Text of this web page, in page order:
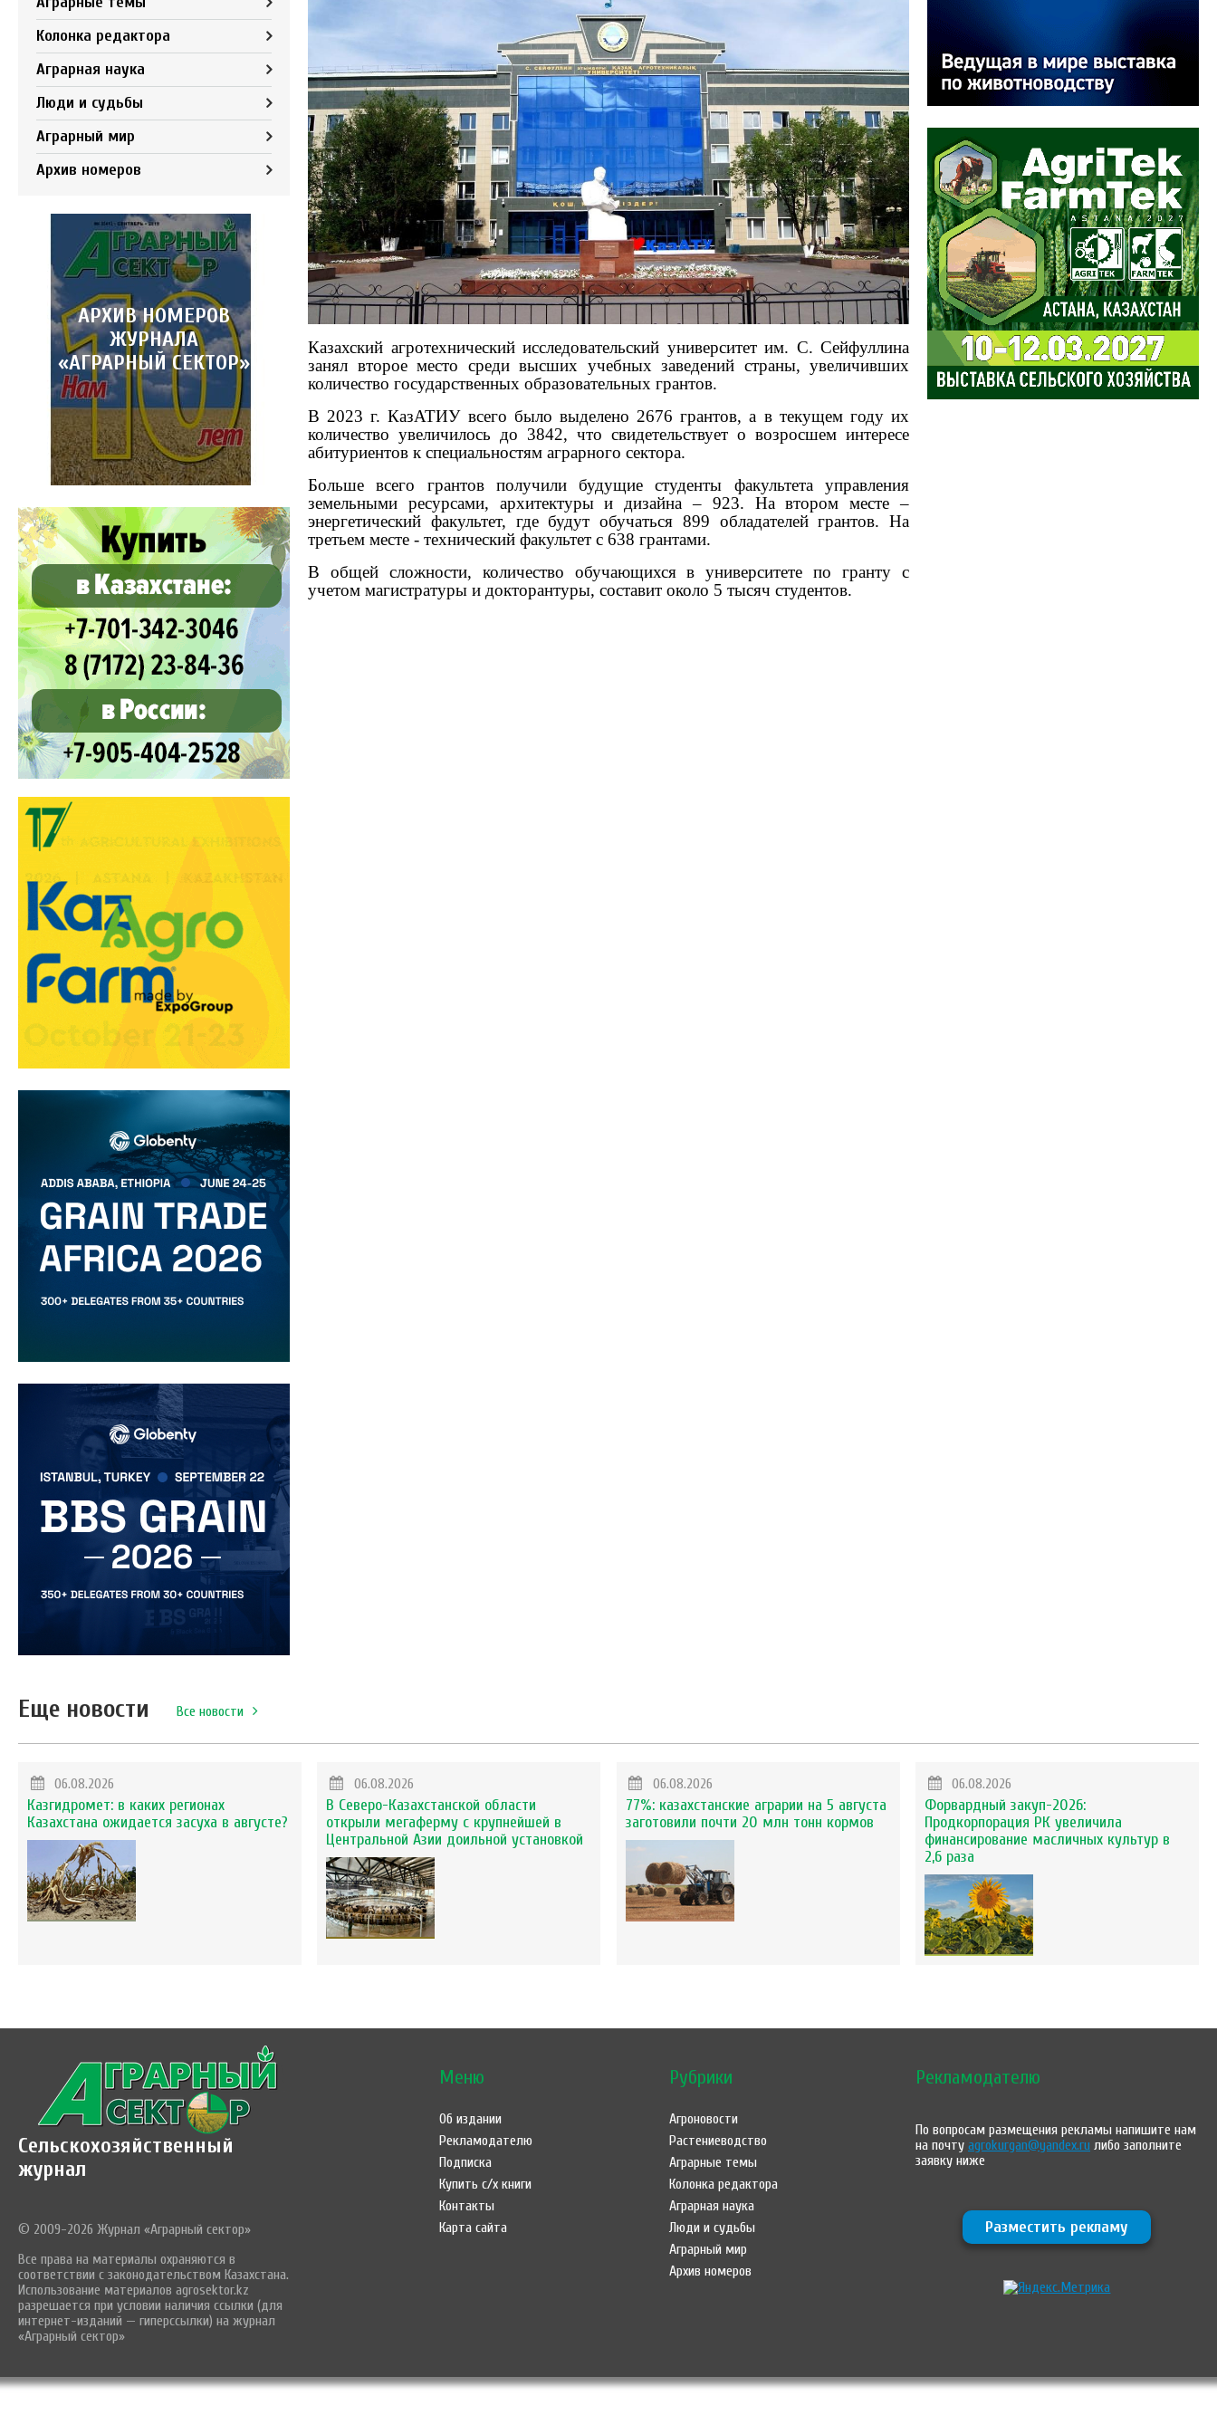
Колонка редактора
Аграрная наука
Люди и судьбы
Аграрный мир
Архив номеров
АРХИВ НОМЕРОВ
ЖУРНАЛА
«АГРАРНЫЙ СЕКТОР»
Казахский агротехнический исследовательский университет им. С. Сейфуллина
занял второе место среди высших учебных заведений страны, увеличивших
количество государственных образовательных грантов.
В 2023 г. КазАТИУ всего было выделено 2676 грантов, а в текущем году их
количество увеличилось до 3842, что свидетельствует о возросшем интересе
абитуриентов к специальностям аграрного сектора.
Больше всего грантов получили будущие студенты факультета управления
земельными ресурсами, архитектуры и дизайна – 923. На втором месте –
энергетический факультет, где будут обучаться 899 обладателей грантов. На
третьем месте - технический факультет с 638 грантами.
В общей сложности, количество обучающихся в университете по гранту с
учетом магистратуры и докторантуры, составит около 5 тысяч студентов.
Еще новости Все новости
06.08.2026
Казгидромет: в каких регионах
Казахстана ожидается засуха в августе?
06.08.2026
В Северо-Казахстанской области
открыли мегаферму с крупнейшей в
Центральной Азии доильной установкой
06.08.2026
77%: казахстанские аграрии на 5 августа
заготовили почти 20 млн тонн кормов
06.08.2026
Форвардный закуп-2026:
Продкорпорация РК увеличила
финансирование масличных культур в
2,6 раза
Сельскохозяйственный
журнал
© 2009-2026 Журнал «Аграрный сектор»
Все права на материалы охраняются в
соответствии с законодательством Казахстана.
Использование материалов agrosektor.kz
разрешается при условии наличия ссылки (для
интернет-изданий — гиперссылки) на журнал
«Аграрный сектор»
Меню
Об издании
Рекламодателю
Подписка
Купить с/х книги
Контакты
Карта сайта
Рубрики
Агроновости
Растениеводство
Аграрные темы
Колонка редактора
Аграрная наука
Люди и судьбы
Аграрный мир
Архив номеров
Рекламодателю
По вопросам размещения рекламы напишите нам
на почтуagrokurgan@yandex.ru либо заполните
заявку ниже
Разместить рекламу